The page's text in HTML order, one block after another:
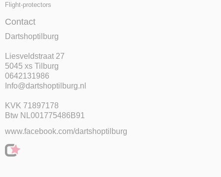
Flight-protectors
Contact
Dartshoptilburg
Liesveldstraat 27
5045 xs Tilburg
0642131986
Info@dartshoptilburg.nl
KVK 71897178
Btw NL001775486B91
www.facebook.com/dartshoptilburg